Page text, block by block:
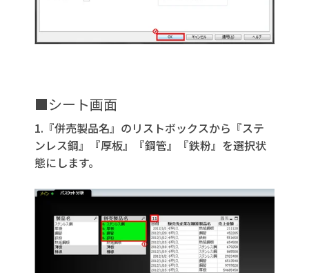
■シート画面
1.『併売製品名』のリストボックスから『ステ
ンレス鋼』『厚板』『鋼管』『鉄粉』を選択状
態にします。